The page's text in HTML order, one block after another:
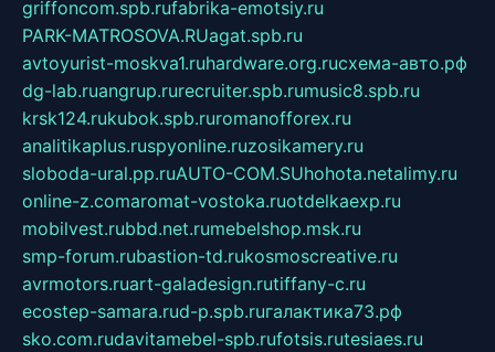
griffoncom.spb.rufabrika-emotsiy.ru
PARK-MATROSOVA.RUagat.spb.ru
avtoyurist-moskva1.ruhardware.org.ruсхема-авто.рф
dg-lab.ruangrup.rurecruiter.spb.rumusic8.spb.ru
krsk124.rukubok.spb.ruromanofforex.ru
analitikaplus.ruspyonline.ruzosikamery.ru
sloboda-ural.pp.ruAUTO-COM.SUhohota.netalimy.ru
online-z.comaromat-vostoka.ruotdelkaexp.ru
mobilvest.rubbd.net.rumebelshop.msk.ru
smp-forum.rubastion-td.rukosmoscreative.ru
avrmotors.ruart-galadesign.rutiffany-c.ru
ecostep-samara.rud-p.spb.ruгалактика73.рф
sko.com.rudavitamebel-spb.rufotsis.rutesiaes.ru